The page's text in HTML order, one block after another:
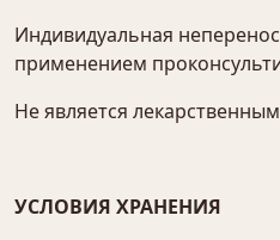
Индивидуальная
применением
Не является
УСЛОВИЯ ХРАНЕНИЯ